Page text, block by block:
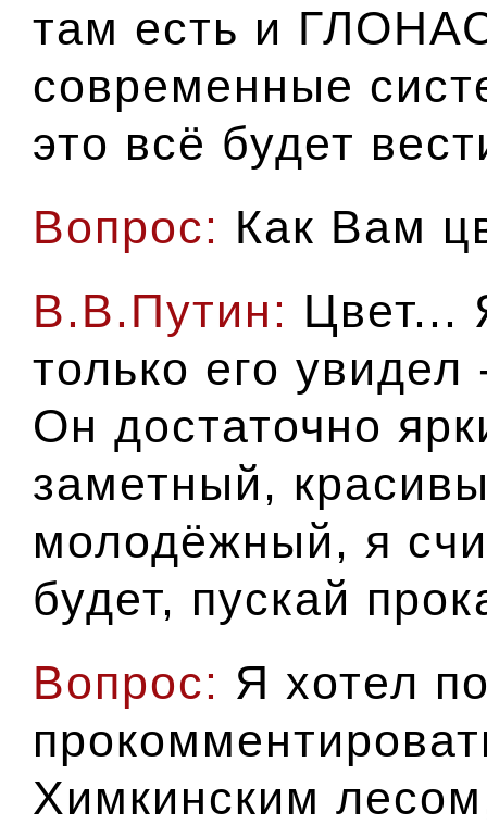
там есть и
современные
это всё будет
Вопрос: Как Вам
В.В.Путин: Цвет...
только его увидел
Он достаточно
заметный,
молодёжный, я
будет, пускай
Вопрос: Я хотел
Химкинским